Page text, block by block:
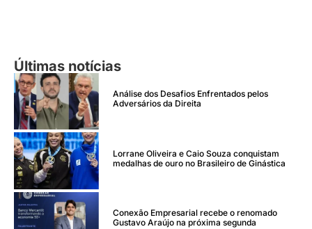
Últimas notícias
Análise dos Desafios Enfrentados pelos
Adversários da Direita
Lorrane Oliveira e Caio Souza conquistam
medalhas de ouro no Brasileiro de Ginástica
Conexão Empresarial recebe o renomado
Gustavo Araújo na próxima segunda